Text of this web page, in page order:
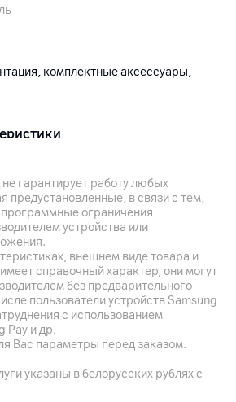
комплектные аксессуары,
17"
компактный дизайн; фиксация
силиконовые вставки
гарантирует работу любых
предустановленные, в связи с тем,
программные ограничения
устройства или
внешнем виде товара и
справочный характер, они могут
без предварительного
пользователи устройств Samsung
с использованием
Pay и др.
Вас параметры перед заказом.
указаны в белорусских рублях с